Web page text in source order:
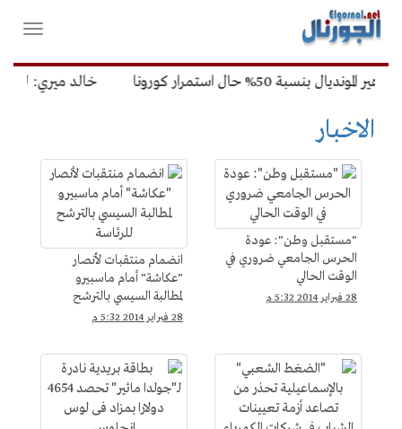
القائمة
الرئيسية
فتح
50% حال استمرار كورونا خالد ميري: لن
الاخبار
"مستقبل وطن": عودة
الحرس الجامعي ضروري في
الوقت الحالي
28 فبراير 2014 5:32 م
انضمام منتقبات لأنصار
"عكاشة" أمام ماسبيرو
لمطالبة السيسي بالترشح
للرئاسة
28 فبراير 2014 5:32 م